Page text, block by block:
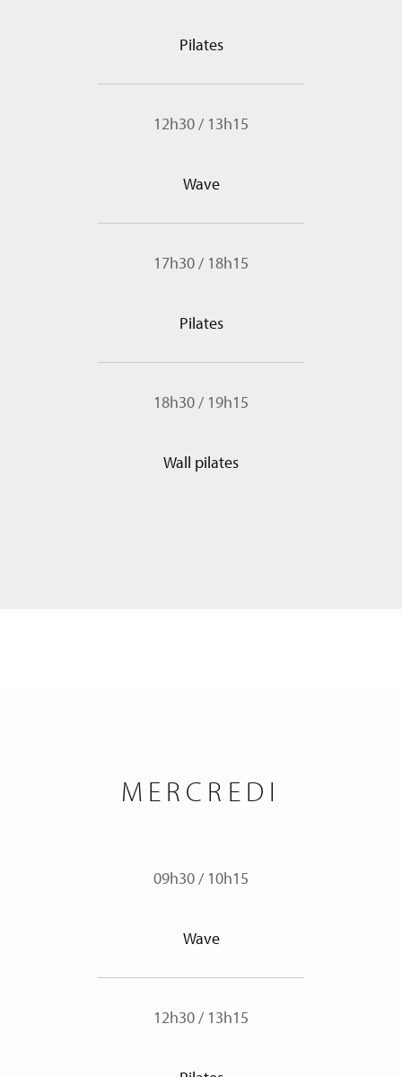
Pilates
12h30/ 13h15
Wave
17h30/ 18h15
Pilates
18h30/ 19h15
Wall pilates
MERCREDI
09h30/ 10h15
Wave
12h30/ 13h15